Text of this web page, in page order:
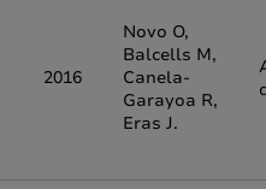
2016
Novo O,
Balcells M,
Canela-
Garayoa R,
Eras J.